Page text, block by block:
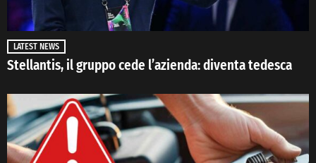
LATEST NEWS
Stellantis, il gruppo cede l’azienda: diventa tedesca